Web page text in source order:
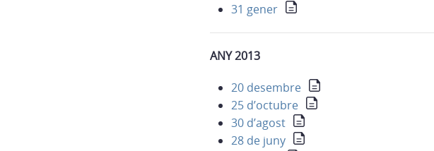
31 gener
ANY 2013
20 desembre
25 d’octubre
30 d’agost
28 de juny